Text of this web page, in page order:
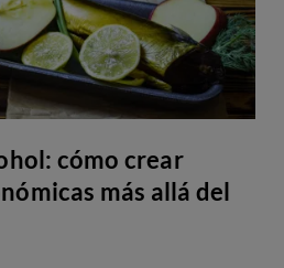
cómo crear
más allá del